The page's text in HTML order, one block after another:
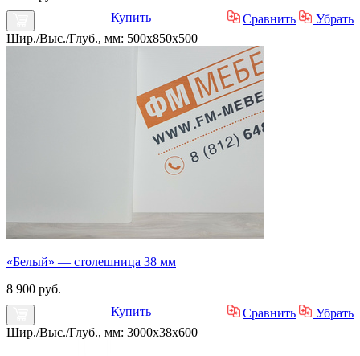
Купить
Сравнить
Убрать
Шир./Выс./Глуб., мм: 500x850x500
«Белый» — столешница 38 мм
8 900 руб.
Купить
Сравнить
Убрать
Шир./Выс./Глуб., мм: 3000x38x600